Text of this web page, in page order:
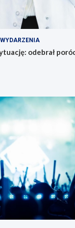
WYDARZENIA
odebrał